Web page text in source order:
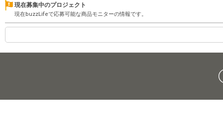
現在募集中のプロジェクト
現在buzzLifeで応募可能な商品モニターの情報です。